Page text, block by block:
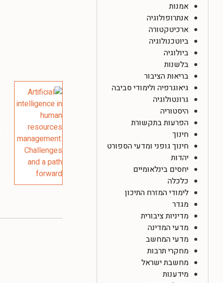
אמנות
אנתרופולוגיה
ארכיטקטורה
ביוטכנולוגיה
ביולוגיה
בלשנות
בריאות הציבור
גיאוגרפיה ולימודי סביבה
גרונטולוגיה
היסטוריה
הפרעות בתקשורת
חינוך
חינוך גופני ומדעי הספורט
יהדות
יחסים בינלאומיים
כלכלה
לימודי המזרח התיכון
מגדר
מדיניות ציבורית
מדעי המדינה
מדעי המחשב
מחקרי תרבות
מחשבת ישראל
מידענות